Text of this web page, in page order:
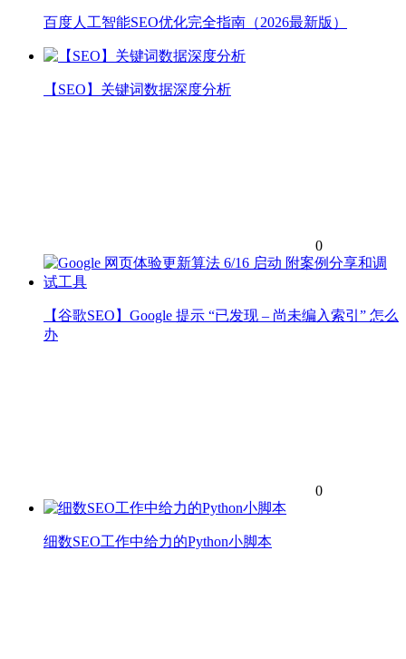
百度人工智能SEO优化完全指南（2026最新版）
【SEO】关键词数据深度分析
0
【谷歌SEO】Google 提示 “已发现 – 尚未编入索引” 怎么
办
0
细数SEO工作中给力的Python小脚本